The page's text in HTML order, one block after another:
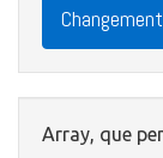
Array, que